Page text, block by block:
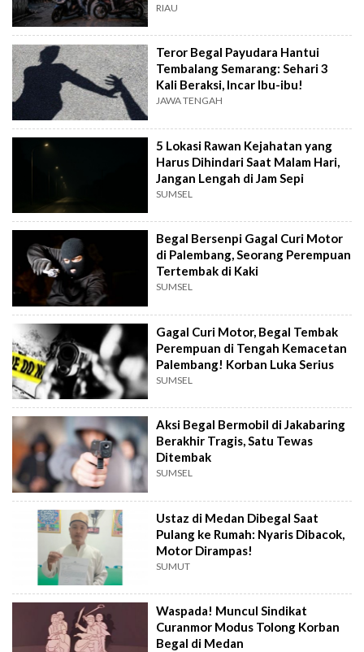
RIAU
Teror Begal Payudara Hantui
Tembalang Semarang: Sehari 3
Kali Beraksi, Incar Ibu-ibu!
JAWA TENGAH
5 Lokasi Rawan Kejahatan yang
Harus Dihindari Saat Malam Hari,
Jangan Lengah di Jam Sepi
SUMSEL
Begal Bersenpi Gagal Curi Motor
di Palembang, Seorang Perempuan
Tertembak di Kaki
SUMSEL
Gagal Curi Motor, Begal Tembak
Perempuan di Tengah Kemacetan
Palembang! Korban Luka Serius
SUMSEL
Aksi Begal Bermobil di Jakabaring
Berakhir Tragis, Satu Tewas
Ditembak
SUMSEL
Ustaz di Medan Dibegal Saat
Pulang ke Rumah: Nyaris Dibacok,
Motor Dirampas!
SUMUT
Waspada! Muncul Sindikat
Curanmor Modus Tolong Korban
Begal di Medan